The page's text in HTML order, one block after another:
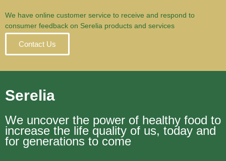
We have online customer service to receive and respond to
consumer feedback on Serelia products and services
Contact Us
Serelia
We uncover the power of healthy food to
increase the life quality of us, today and
for generations to come